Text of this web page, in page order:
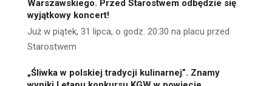
Warszawskiego. Przed Starostwem odbędzie się
wyjątkowy koncert!
Już w piątek, 31 lipca, o godz. 20:30 na placu przed
Starostwem
„Śliwka w polskiej tradycji kulinarnej”. Znamy